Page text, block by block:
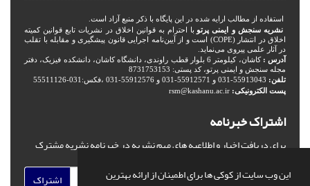
این وب سایت از کوکی ها برای اطمینان از ارائه بهترین
استفاده از مطالب ارایه شده در این پایگاه با ذکر منبع آزاد است.
نشریه سنجش و ایمنی پرتو با احترام به قوانین اخلاق در نشریات تابع قوانین کمیته
اخلاق در انتشار (COPE) است و از آیین‌نامه اجرایی قانون پیشگیری و مقابله با تقلب
در آثار علمی پیروی می‌نماید.
آدرس :
کاشان، کیلومتر 6 بلوار قطب راوندی، دانشگاه کاشان، دانشکده فیزیک، دفتر
مجله سنجش و ایمنی پرتو، کد پستی: 8731753153
تلفن:
پست الکترونیکی: rsm@kashanu.ac.ir
اشتراک خبرنامه
برای دریافت اخبار و اطلاعیه های مهم نشریه در خبرنامه نشریه مشترک
اشتراک